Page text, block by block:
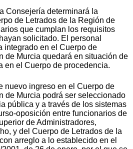
Consejería determinará la
de Letrados de la Región de
que cumplan los requisitos
solicitado. El personal
integrado en el Cuerpo de
de Murcia quedará en situación de
en el Cuerpo de procedencia.
ingreso en el Cuerpo de
de Murcia podrá ser seleccionado
pública y a través de los sistemas
oposición entre funcionarios de
de Administradores,
y del Cuerpo de Letrados de la
arreglo a lo establecido en el